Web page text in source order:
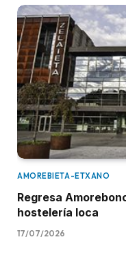
AMOREBIETA-ETXANO
Regresa
hostelería loca
17/07/2026